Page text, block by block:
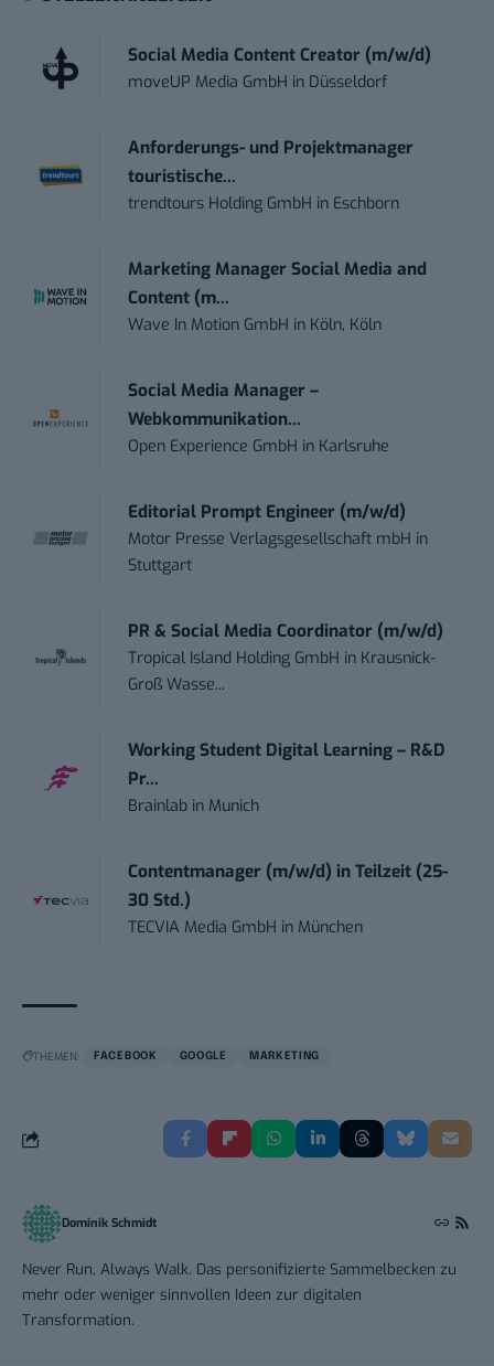
Social Media Content Creator (m/w/d)
moveUP Media GmbH in Düsseldorf
Anforderungs- und Projektmanager
touristische...
trendtours Holding GmbH in Eschborn
Marketing Manager Social Media and
Content (m...
Wave In Motion GmbH in Köln, Köln
Social Media Manager –
Webkommunikation...
Open Experience GmbH in Karlsruhe
Editorial Prompt Engineer (m/w/d)
Motor Presse Verlagsgesellschaft mbH in
Stuttgart
PR & Social Media Coordinator (m/w/d)
Tropical Island Holding GmbH in Krausnick-
Groß Wasse...
Working Student Digital Learning – R&D
Pr...
Brainlab in Munich
Contentmanager (m/w/d) in Teilzeit (25-
30 Std.)
TECVIA Media GmbH in München
THEMEN: FACEBOOK GOOGLE MARKETING
Dominik Schmidt
Never Run, Always Walk. Das personifizierte Sammelbecken zu
mehr oder weniger sinnvollen Ideen zur digitalen
Transformation.